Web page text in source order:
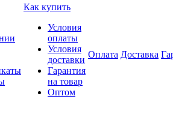
Как купить
Условия
оплаты
Условия
доставки
Гарантия
на товар
Оптом
Оплата Доставка